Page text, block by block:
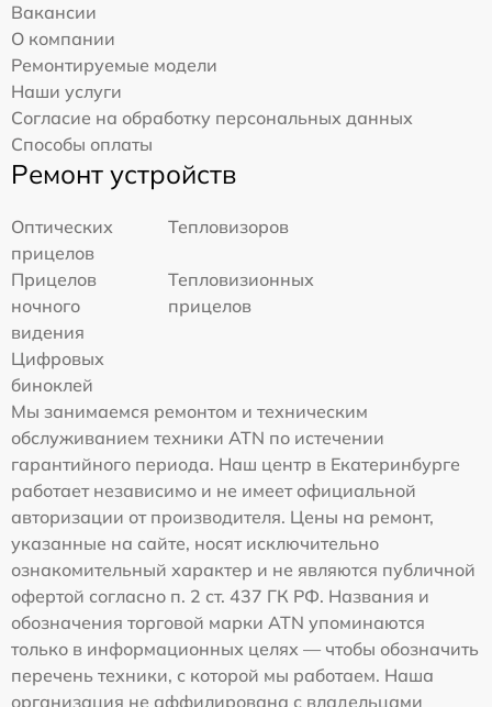
Вакансии
О компании
Ремонтируемые модели
Наши услуги
Согласие на обработку персональных данных
Способы оплаты
Ремонт устройств
Оптических
прицелов
Тепловизоров
Прицелов
ночного
видения
Тепловизионных
прицелов
Цифровых
биноклей
Мы занимаемся ремонтом и техническим
обслуживанием техники ATN по истечении
гарантийного периода. Наш центр в Екатеринбурге
работает независимо и не имеет официальной
авторизации от производителя. Цены на ремонт,
указанные на сайте, носят исключительно
ознакомительный характер и не являются публичной
офертой согласно п. 2 ст. 437 ГК РФ. Названия и
обозначения торговой марки ATN упоминаются
только в информационных целях — чтобы обозначить
перечень техники, с которой мы работаем. Наша
организация не аффилирована с владельцами